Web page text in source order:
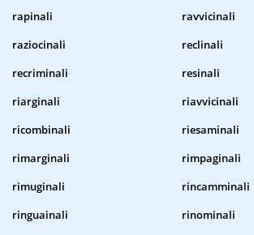
rapinali
ravvicinali
raziocinali
reclinali
recriminali
resinali
riarginali
riavvicinali
ricombinali
riesaminali
rimarginali
rimpaginali
rimuginali
rincamminali
ringuainali
rinominali